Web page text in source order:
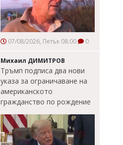
07/08/2026, Петък 08:00 0
Михаил ДИМИТРОВ
Тръмп подписа два нови
указа за ограничаване на
американското
гражданство по рождение